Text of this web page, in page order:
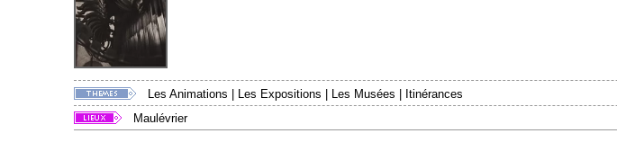
Les Animations | Les Expositions | Les Musées | Itinérances
Maulévrier